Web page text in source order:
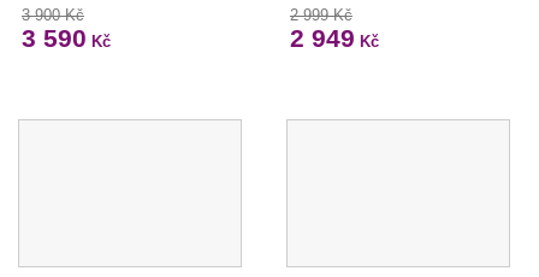
3 900 Kč
3 590 Kč
2 999 Kč
2 949 Kč